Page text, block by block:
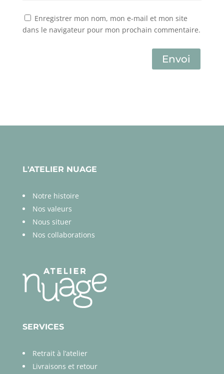
Enregistrer mon nom, mon e-mail et mon site
dans le navigateur pour mon prochain commentaire.
Envoi
L'ATELIER NUAGE
Notre histoire
Nos valeurs
Nous situer
Nos collaborations
SERVICES
Retrait à l’atelier
Livraisons et retour